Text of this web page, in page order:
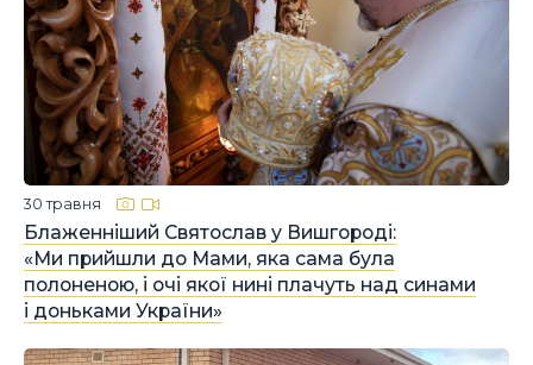
Блаженніший Святослав у Вишгороді:
«Ми прийшли до Мами, яка сама була
полоненою, і очі якої нині плачуть над синами
і доньками України»
30 травня